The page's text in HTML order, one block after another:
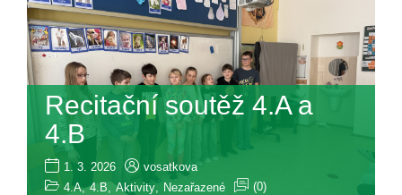
Recitační soutěž 4.A a
4.B
1. 3. 2026
vosatkova
4.A, 4.B Aktivity , Nezařazené (0)